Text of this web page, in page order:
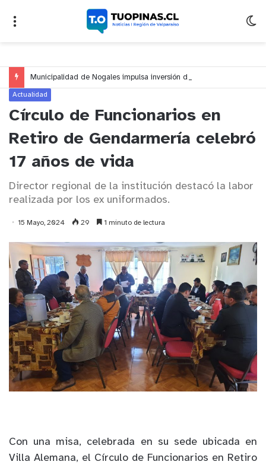
Actualidad
Círculo de Funcionarios en
Retiro de Gendarmería celebró
17 años de vida
Director regional de la institución destacó la labor
realizada por los ex uniformados.
15 Mayo, 2024 29 1 minuto de lectura
Con una misa, celebrada en su sede ubicada en
Villa Alemana, el Círculo de Funcionarios en Retiro